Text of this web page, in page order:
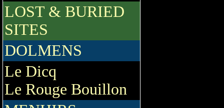
LOST & BURIED
SITES
DOLMENS
Le Dicq
Le Rouge Bouillon